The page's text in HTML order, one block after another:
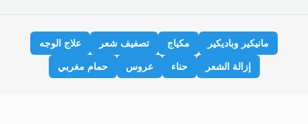
مانيكير وباديكير مكياج تصفيف شعر
علاج الوجه
إزالة الشعر
حناء عروس حمام مغربي